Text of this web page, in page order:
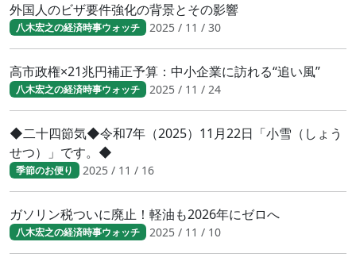
外国人のビザ要件強化の背景とその影響
八木宏之の経済時事ウォッチ 2025 / 11 / 30
高市政権×21兆円補正予算：中小企業に訪れる“追い風”
八木宏之の経済時事ウォッチ 2025 / 11 / 24
◆二十四節気◆令和7年（2025）11月22日「小雪（しょう
せつ）」です。◆
季節のお便り 2025 / 11 / 16
ガソリン税ついに廃止！軽油も2026年にゼロへ
八木宏之の経済時事ウォッチ 2025 / 11 / 10